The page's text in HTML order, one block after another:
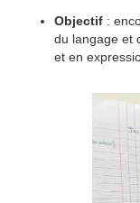
Objectif :
du langage et
et en